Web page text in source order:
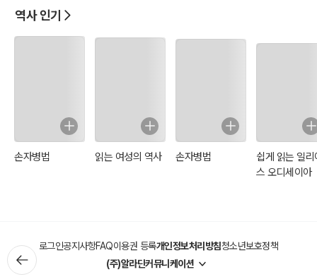
역사 인기
손자병법 읽는 여성의 역사 손자병법
쉽게 읽는 일리
스 오디세이아
로그인공지사항FAQ이용권 등록개인정보처리방침청소년보호정책
(주)알라딘커뮤니케이션